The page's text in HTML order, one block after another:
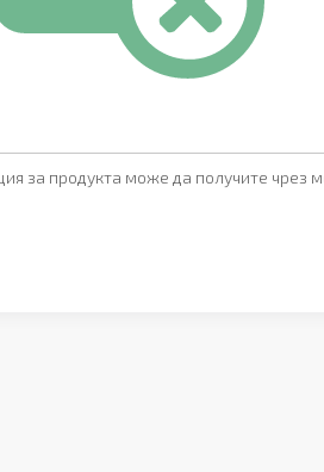
за продукта може да получите чрез